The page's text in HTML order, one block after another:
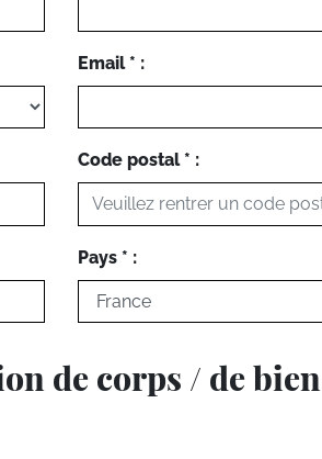
Email * :
Code postal * :
Pays * :
de corps / de bien